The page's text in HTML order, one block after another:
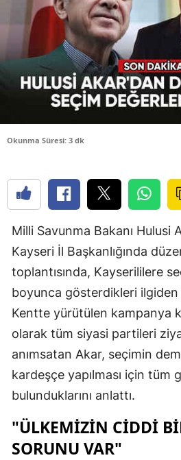
Okunma Süresi: 3 dk
Milli Savunma Bakanı Hulusi
Kayseri İl Başkanlığında
toplantısında, Kayserililere
boyunca gösterdikleri
Kentte yürütülen kampanya
olarak tüm siyasi partileri
anımsatan Akar, seçimin
kardeşçe yapılması için tüm
bulunduklarını anlattı.
"ÜLKEMIZIN CIDDI
SORUNU VAR"